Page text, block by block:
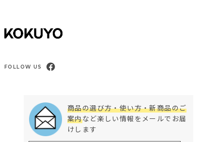
FOLLOW US
商品の選び方・使い方・新商品のご
案内など楽しい情報をメールでお届
けします